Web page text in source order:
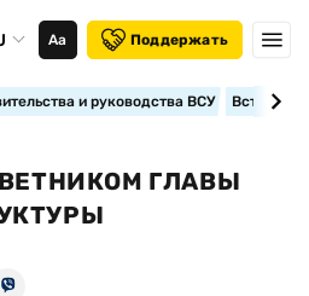
Аа Поддержать
и руководства ВСУ
ГЛАВЫ